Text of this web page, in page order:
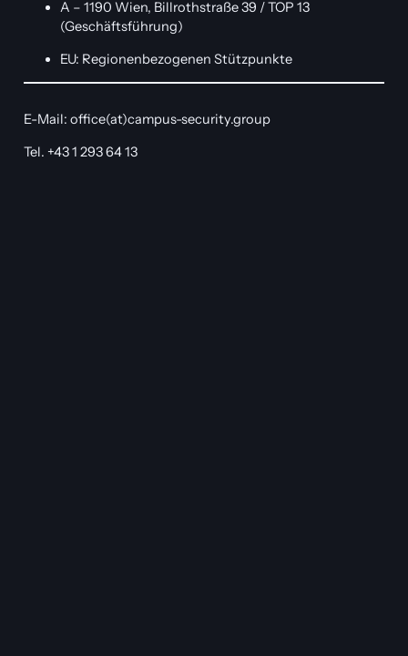
A – 1190 Wien, Billrothstraße 39 / TOP 13
(Geschäftsführung)
EU: Regionenbezogenen Stützpunkte
E-Mail: office(at)campus-security.group
Tel. +43 1 293 64 13